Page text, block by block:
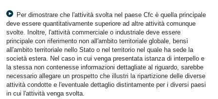
Per dimostrare che l'attività svolta nel paese Cfc è quella principale
deve essere quantitativamente superiore ad altre attività comunque
svolte. Inoltre, l'attività commerciale o industriale deve essere
principale con riferimento non all'ambito territoriale globale, bensì
all'ambito territoriale nello Stato o nel territorio nel quale ha sede la
società estera. Nel caso in cui venga presentata istanza di interpello e
la stessa non contenesse informazioni dettagliate al riguardo, sarebbe
necessario allegare un prospetto che illustri la ripartizione delle diverse
attività condotte e l'eventuale dettaglio distintamente per i diversi paesi
in cui l'attività venga svolta.